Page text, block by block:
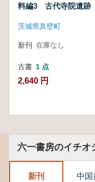
料編3 古代寺院遺跡
茨城県真壁町
新刊 在庫なし
古書 1 点
2,640 円
六一書房のイチオ
新刊 中国